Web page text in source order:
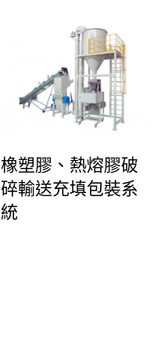
橡塑膠、熱熔膠破
碎輸送充填包裝系
統